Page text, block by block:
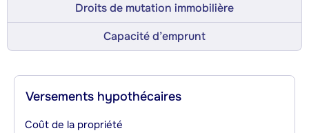
Droits de mutation immobilière
Capacité d’emprunt
Versements hypothécaires
Coût de la propriété